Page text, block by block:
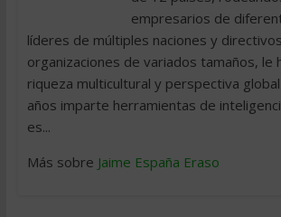
empresarios de
líderes de múltiples naciones y
organizaciones de variados tamaños, le
riqueza multicultural y perspectiva
años imparte herramientas de
es...
Más sobre Jaime España Eraso